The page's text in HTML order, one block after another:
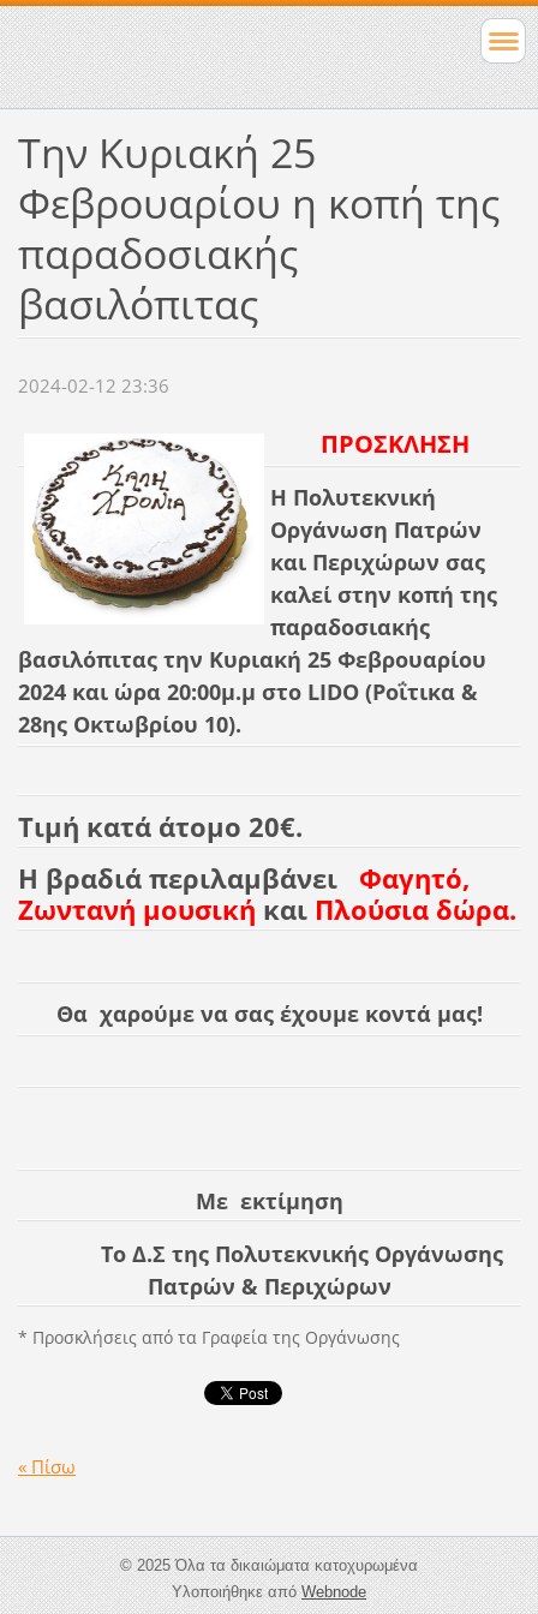
Tην Κυριακή 25
Φεβρουαρίου η κοπή της
παραδοσιακής
βασιλόπιτας
2024-02-12 23:36
ΠΡΟΣΚΛΗΣΗ
Η Πολυτεκνική
Οργάνωση Πατρών
και Περιχώρων σας
καλεί στην κοπή της
παραδοσιακής
βασιλόπιτας την Κυριακή 25 Φεβρουαρίου
2024 και ώρα 20:00μ.μ στο LIDO (Ροΐτικα &
28ης Οκτωβρίου 10).
Τιμή κατά άτομο 20€.
Η βραδιά περιλαμβάνει Φαγητό,
Ζωντανή μουσική και Πλούσια δώρα.
Θα χαρούμε να σας έχουμε κοντά μας!
Με εκτίμηση
Το Δ.Σ της Πολυτεκνικής Οργάνωσης
Πατρών & Περιχώρων
* Προσκλήσεις από τα Γραφεία της Οργάνωσης
« Πίσω
© 2025 Όλα τα δικαιώματα κατοχυρωμένα
Υλοποιήθηκε απόWebnode